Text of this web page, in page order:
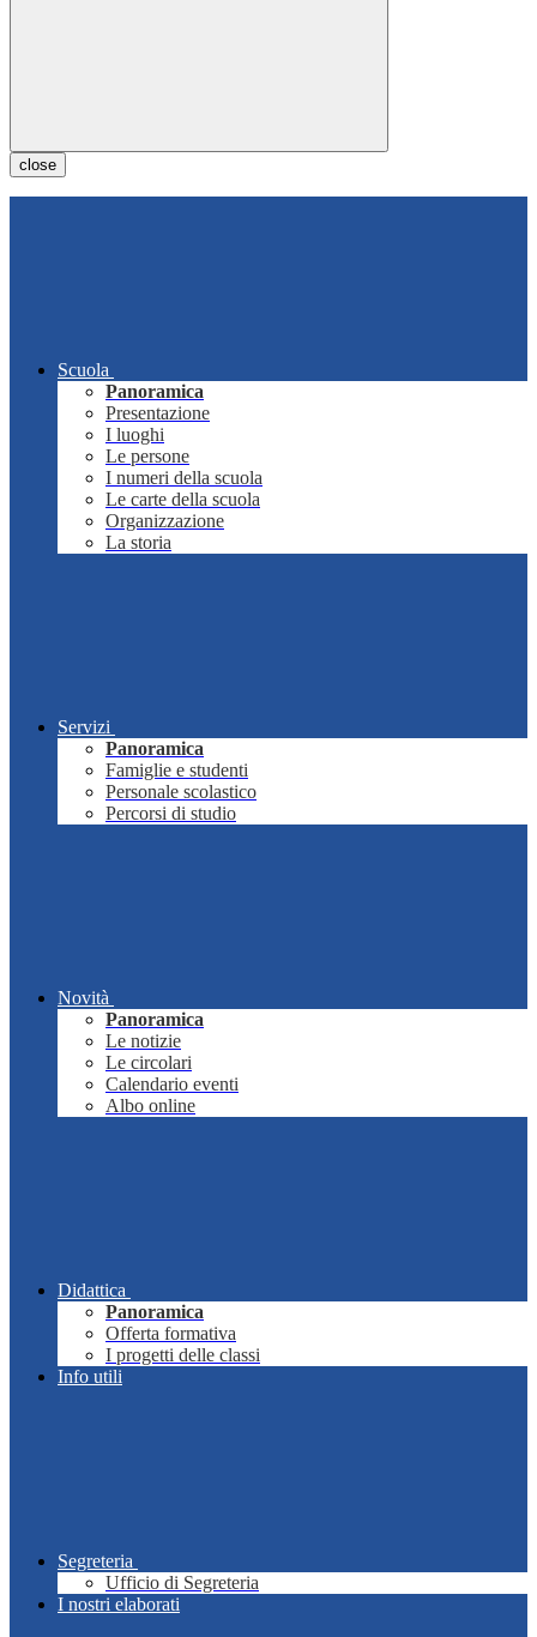
close
Scuola
Panoramica
Presentazione
I luoghi
Le persone
I numeri della scuola
Le carte della scuola
Organizzazione
La storia
Servizi
Panoramica
Famiglie e studenti
Personale scolastico
Percorsi di studio
Novità
Panoramica
Le notizie
Le circolari
Calendario eventi
Albo online
Didattica
Panoramica
Offerta formativa
I progetti delle classi
Info utili
Segreteria
Ufficio di Segreteria
I nostri elaborati